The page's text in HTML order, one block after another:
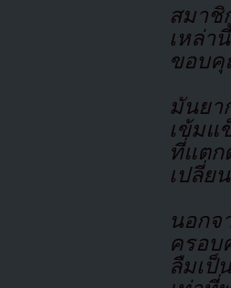
สมาชิ
เหล่
ขอบคุ
มันยา
เข้มแ
ที่แต
เปลี่ย
นอก
ครอบ
ลืมเป็